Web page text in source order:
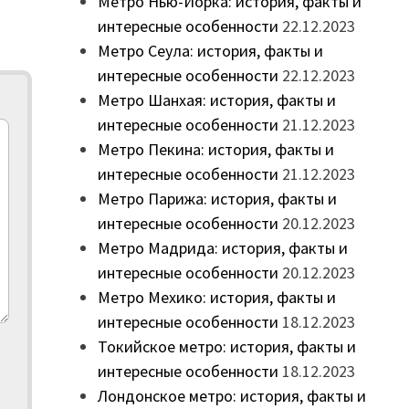
интересные особенности 22.12.2023
Метро Сеула: история, факты и
интересные особенности 22.12.2023
Метро Шанхая: история, факты и
интересные особенности 21.12.2023
Метро Пекина: история, факты и
интересные особенности 21.12.2023
Метро Парижа: история, факты и
интересные особенности 20.12.2023
Метро Мадрида: история, факты и
интересные особенности 20.12.2023
Метро Мехико: история, факты и
интересные особенности 18.12.2023
Токийское метро: история, факты и
интересные особенности 18.12.2023
Лондонское метро: история, факты и